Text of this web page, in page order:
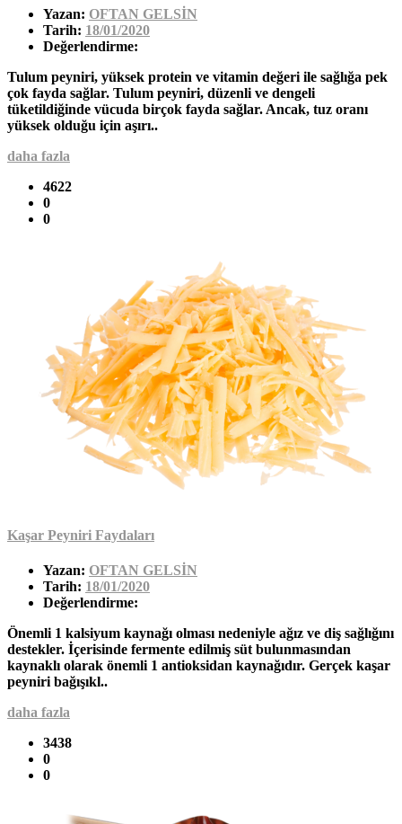
Yazan: OFTAN GELSİN
Tarih: 18/01/2020
Değerlendirme:
Tulum peyniri, yüksek protein ve vitamin değeri ile sağlığa pek
çok fayda sağlar. Tulum peyniri, düzenli ve dengeli
tüketildiğinde vücuda birçok fayda sağlar. Ancak, tuz oranı
yüksek olduğu için aşırı..
daha fazla
4622
0
0
Kaşar Peyniri Faydaları
Yazan: OFTAN GELSİN
Tarih: 18/01/2020
Değerlendirme:
Önemli 1 kalsiyum kaynağı olması nedeniyle ağız ve diş sağlığını
destekler. İçerisinde fermente edilmiş süt bulunmasından
kaynaklı olarak önemli 1 antioksidan kaynağıdır. Gerçek kaşar
peyniri bağışıkl..
daha fazla
3438
0
0